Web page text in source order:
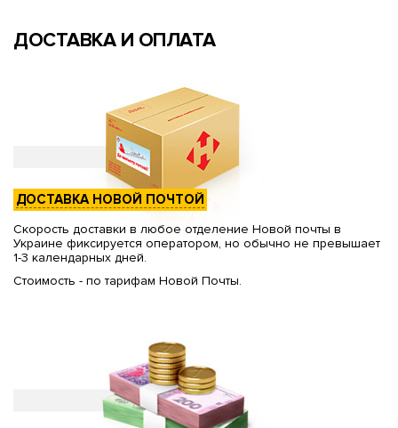
ДОСТАВКА И ОПЛАТА
ДОСТАВКА НОВОЙ ПОЧТОЙ
Скорость доставки в любое отделение Новой почты в
Украине фиксируется оператором, но обычно не превышает
1-3 календарных дней.
Стоимость - по тарифам Новой Почты.